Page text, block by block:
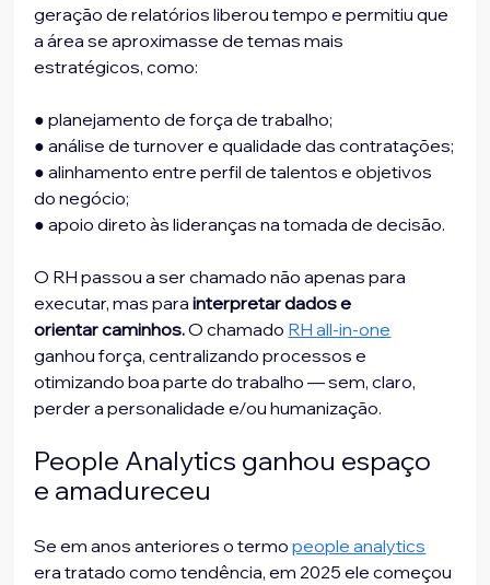
geração de relatórios liberou tempo e permitiu que
a área se aproximasse de temas mais
estratégicos, como:
● planejamento de força de trabalho;
● análise de turnover e qualidade das contratações;
● alinhamento entre perfil de talentos e objetivos
do negócio;
● apoio direto às lideranças na tomada de decisão.
O RH passou a ser chamado não apenas para
executar, mas para interpretar dados e
orientar caminhos. O chamado RH all-in-one
ganhou força, centralizando processos e
otimizando boa parte do trabalho — sem, claro,
perder a personalidade e/ou humanização.
People Analytics ganhou espaço
e amadureceu
Se em anos anteriores o termo people analytics
era tratado como tendência, em 2025 ele começou